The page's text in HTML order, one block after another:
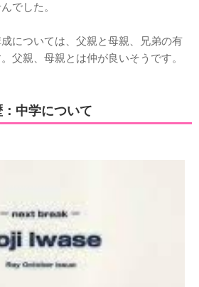
でした。
については、父親と母親、兄弟の有
父親、母親とは仲が良いそうです。
中学について